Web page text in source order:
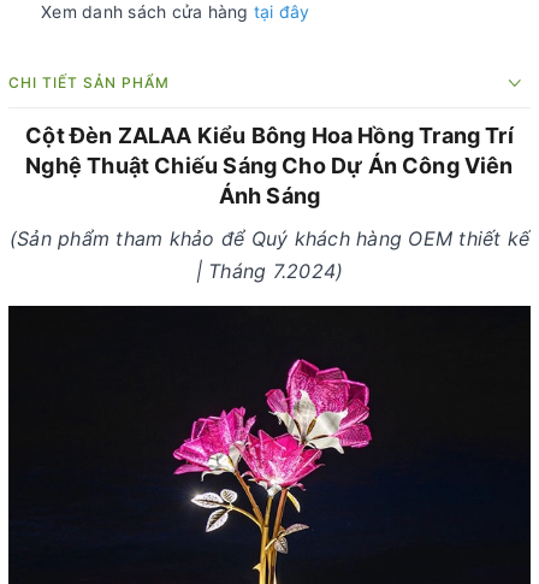
Xem danh sách cửa hàng tại đây
CHI TIẾT SẢN PHẨM
Cột Đèn ZALAA Kiểu Bông Hoa Hồng Trang Trí
Nghệ Thuật Chiếu Sáng Cho Dự Án Công Viên
Ánh Sáng
(Sản phẩm tham khảo để Quý khách hàng OEM thiết kế
| Tháng 7.2024)